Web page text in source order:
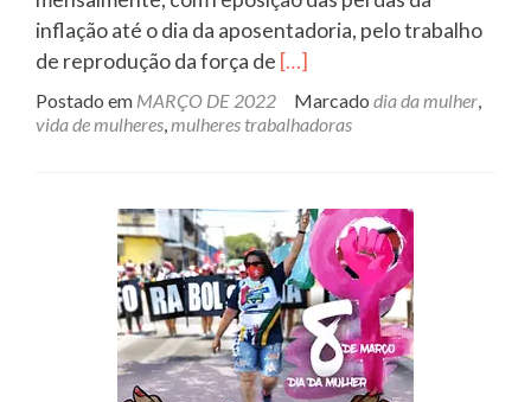
inflação até o dia da aposentadoria, pelo trabalho
de reprodução da força de Leia
mais
sobreSe
existência,
seremos
Resistência!
[…]
Postado em MARÇO DE 2022 Marcado dia da mulher,
vida de mulheres,mulheres trabalhadoras